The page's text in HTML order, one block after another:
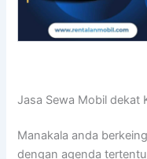
Jasa Sewa Mobil dekat
Manakala anda
dengan agenda